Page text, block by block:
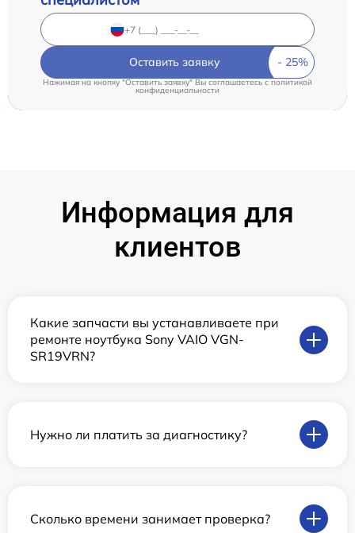
Оставить заявку
Нажимая на кнопку "Оставить заявку" Вы соглашаетесь c политикой
конфиденциальности
Информация для
клиентов
Какие запчасти вы устанавливаете при
ремонте ноутбука Sony VAIO VGN-
SR19VRN?
Нужно ли платить за диагностику?
Сколько времени занимает проверка?